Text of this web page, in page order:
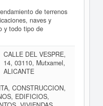
de terrenos
naves y
y todo tipo de
CALLE DEL VESPRE,
14, 03110, Mutxamel,
ALICANTE
CONSTRUCCION,
EDIFICIOS,